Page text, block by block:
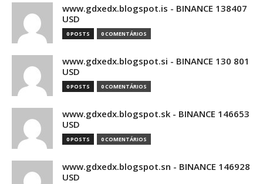
www.gdxedx.blogspot.is - BINANCE 138407
USD
0 POSTS 0 COMENTÁRIOS
www.gdxedx.blogspot.si - BINANCE 130 801
USD
0 POSTS 0 COMENTÁRIOS
www.gdxedx.blogspot.sk - BINANCE 146653
USD
0 POSTS 0 COMENTÁRIOS
www.gdxedx.blogspot.sn - BINANCE 146928
USD